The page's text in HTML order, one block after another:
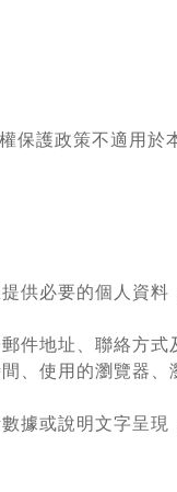
保護政策不適用於
供必要的個人資料
件地址、聯絡方式
、使用的瀏覽器
據或說明文字呈